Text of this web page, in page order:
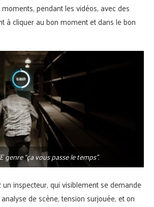
pendant les vidéos, avec des
à cliquer au bon moment et dans le bon
genre “ça vous passe le temps”.
un inspecteur, qui visiblement se demande
de scène, tension surjouée, et on